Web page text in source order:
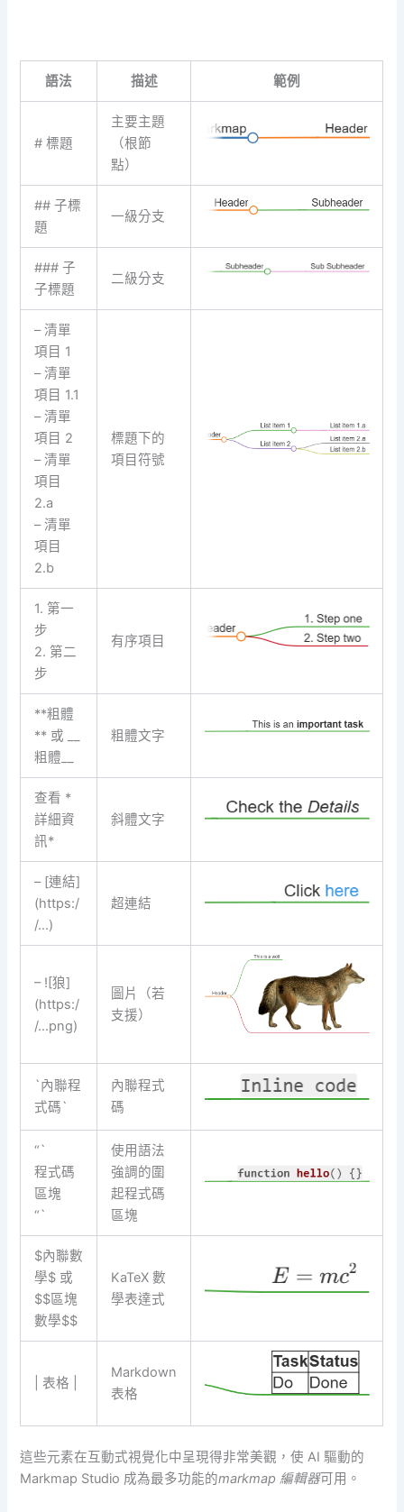
語法 描述 範例
# 標題
主要主題
（根節
點）
## 子標
題
一級分支
### 子
子標題
二級分支
– 清單
項目 1
– 清單
項目 1.1
– 清單
項目 2
– 清單
項目
2.a
– 清單
項目
2.b
標題下的
項目符號
1. 第一
步
2. 第二
步
有序項目
**粗體
** 或 __
粗體__
粗體文字
查看 *
詳細資
訊*
斜體文字
– [連結]
(https:/
/…)
超連結
– ![狼]
(https:/
/…png)
圖片（若
支援）
`內聯程
式碼`
內聯程式
碼
“`
程式碼
區塊
“`
使用語法
強調的圍
起程式碼
區塊
$內聯數
學$ 或
$$區塊
數學$$
KaTeX 數
學表達式
| 表格 |
Markdown
表格
這些元素在互動式視覺化中呈現得非常美觀，使 AI 驅動的
Markmap Studio 成為最多功能的markmap 編輯器可用。